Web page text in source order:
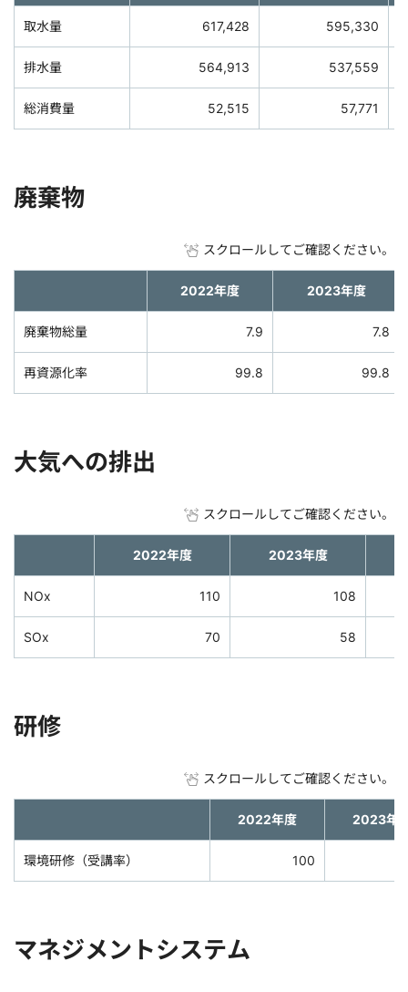
取水量 617,428 595,330
排水量 564,913 537,559
総消費量 52,515 57,771
廃棄物
スクロールしてご確認ください。
2022年度 2023年度
廃棄物総量 7.9 7.8
再資源化率 99.8 99.8
大気への排出
スクロールしてご確認ください。
2022年度 2023年度
NOx 110 108
SOx 70 58
研修
スクロールしてご確認ください。
2022年度 2023年
環境研修（受講率） 100
マネジメントシステム